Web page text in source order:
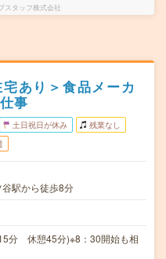
スタッフ株式会社
あり＞食品メーカ
事
土日祝日が休み 残業なし
駅から徒歩8分
分 休憩45分)※8：30開始も相